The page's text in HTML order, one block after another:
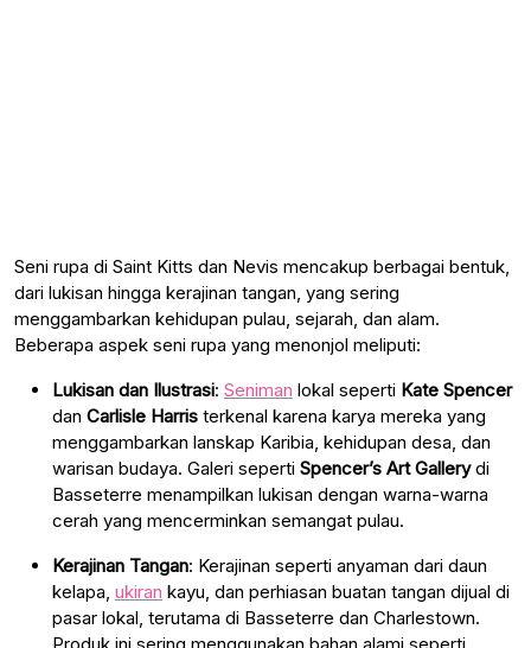
Seni rupa di Saint Kitts dan Nevis mencakup berbagai bentuk,
dari lukisan hingga kerajinan tangan, yang sering
menggambarkan kehidupan pulau, sejarah, dan alam.
Beberapa aspek seni rupa yang menonjol meliputi:
Lukisan dan Ilustrasi: Seniman lokal seperti Kate Spencer
dan Carlisle Harris terkenal karena karya mereka yang
menggambarkan lanskap Karibia, kehidupan desa, dan
warisan budaya. Galeri seperti Spencer’s Art Gallerydi
Basseterre menampilkan lukisan dengan warna-warna
cerah yang mencerminkan semangat pulau.
Kerajinan Tangan: Kerajinan seperti anyaman dari daun
kelapa, ukiran kayu, dan perhiasan buatan tangan dijual di
pasar lokal, terutama di Basseterre dan Charlestown.
Produk ini sering menggunakan bahan alami seperti